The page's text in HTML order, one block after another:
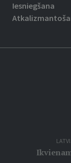
Iesniegšana